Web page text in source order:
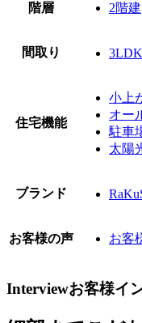
階層 2階建
間取り 3LDK
住宅機能
小上
オー
駐車
太陽
ブランド
お客様の声 お客
Interviewお客様イ